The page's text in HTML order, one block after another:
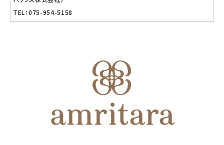
TEL：075-954-5158